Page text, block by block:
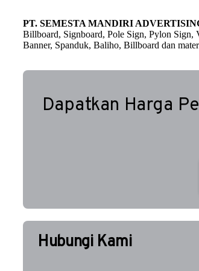
PT. SEMESTA MANDIRI
Billboard, Signboard, Pole Sign, Pylon Sign,
Banner, Spanduk, Baliho, Billboard dan
Dapatkan Harga
Hubungi Kami